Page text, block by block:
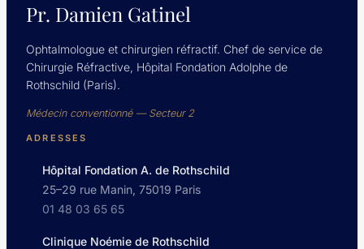
Pr. Damien Gatinel
Ophtalmologue et chirurgien réfractif. Chef de service de
Chirurgie Réfractive, Hôpital Fondation Adolphe de
Rothschild (Paris).
Médecin conventionné — Secteur 2
ADRESSES
Hôpital Fondation A. de Rothschild
25–29 rue Manin, 75019 Paris
01 48 03 65 65
Clinique Noémie de Rothschild